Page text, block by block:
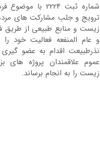
شماره ثبت 2224
ترویج و جلب مشارکت های
زیست و منابع طبیعی از طریق
و عام المنفعه فعالیت خود
نذرطبیعت اقدام به عضو
عموم علاقمندان پروژه
زیست را به انجام برساند.